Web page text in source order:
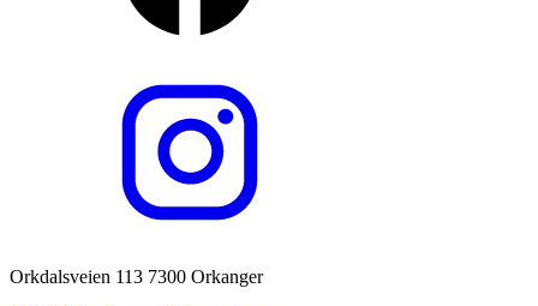
Orkdalsveien 113 7300 Orkanger